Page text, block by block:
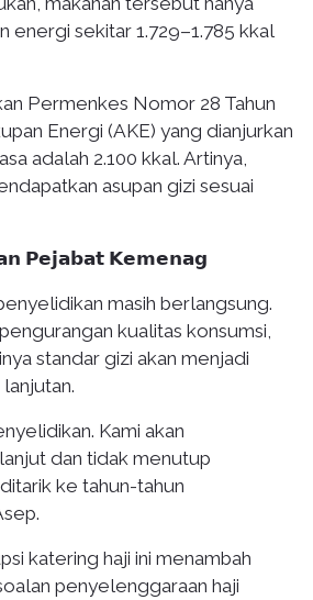
energi sekitar 1.729–1.785 kkal
Permenkes Nomor 28 Tahun
Energi (AKE) yang dianjurkan
adalah 2.100 kkal. Artinya,
asupan gizi sesuai
𝗣𝗲𝗷𝗮𝗯𝗮𝘁 𝗞𝗲𝗺𝗲𝗻𝗮𝗴
masih berlangsung.
kualitas konsumsi,
standar gizi akan menjadi
Kami akan
dan tidak menutup
ke tahun-tahun
katering haji ini menambah
penyelenggaraan haji